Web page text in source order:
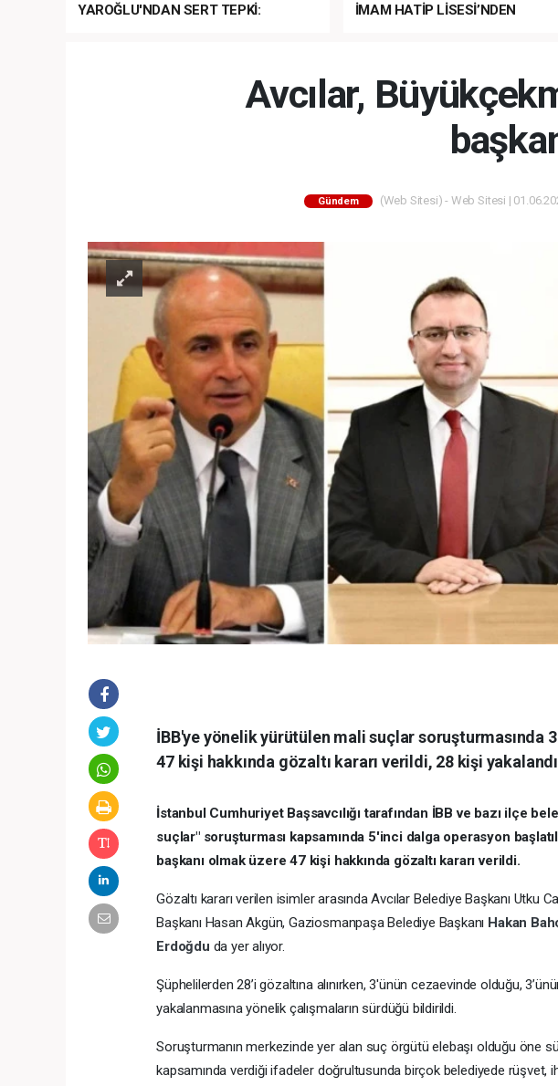
YAROĞLU'NDAN SERT TEPKİ:
İMAM HATİP LİSESİ’NDEN
Avcılar,
Gündem (Web Sitesi) - Web Sitesi |
İBB'ye yönelik yürütülen mali suçlar soruşturmasında
47 kişi hakkında gözaltı kararı verildi, 28 kişi
İstanbul Cumhuriyet Başsavcılığı tarafından İBB ve bazı ilçe
suçlar" soruşturması kapsamında 5'inci dalga operasyon
başkanı olmak üzere 47 kişi hakkında gözaltı kararı verildi.
Gözaltı kararı verilen isimler arasında Avcılar Belediye Başkanı Utku
Başkanı Hasan Akgün, Gaziosmanpaşa Belediye Başkanı Hakan
Erdoğdu da yer alıyor.
Şüphelilerden 28’i gözaltına alınırken, 3'ünün cezaevinde olduğu,
yakalanmasına yönelik çalışmaların sürdüğü bildirildi.
Soruşturmanın merkezinde yer alan suç örgütü elebaşı olduğu öne
kapsamında verdiği ifadeler doğrultusunda birçok belediyede rüşvet,